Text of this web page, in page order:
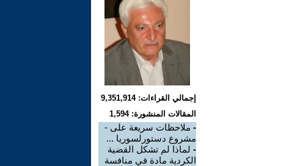
إجمالي القراءات: 9,351,914
المقالات المنشورة: 1,594
- ملاحظات سريعة على -
مشروع دستورلسوريا ...
- لماذا لم تشكل القضية
الكردية مادة في منافسة